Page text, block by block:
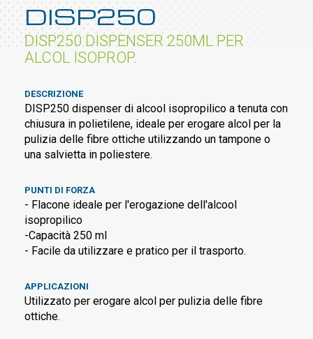
DISP250
DISP250 DISPENSER 250ML PER
ALCOL ISOPROP.
DESCRIZIONE
DISP250 dispenser di alcool isopropilico a tenuta con
chiusura in polietilene, ideale per erogare alcol per la
pulizia delle fibre ottiche utilizzando un tampone o
una salvietta in poliestere.
PUNTI DI FORZA
- Flacone ideale per l'erogazione dell'alcool
isopropilico
-Capacità 250 ml
- Facile da utilizzare e pratico per il trasporto.
APPLICAZIONI
Utilizzato per erogare alcol per pulizia delle fibre
ottiche.